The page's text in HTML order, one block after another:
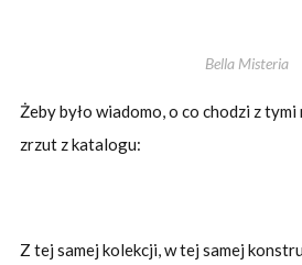
Bella Misteria
Żeby było wiadomo, o co chodzi z
zrzut z katalogu:
Z tej samej kolekcji, w tej samej